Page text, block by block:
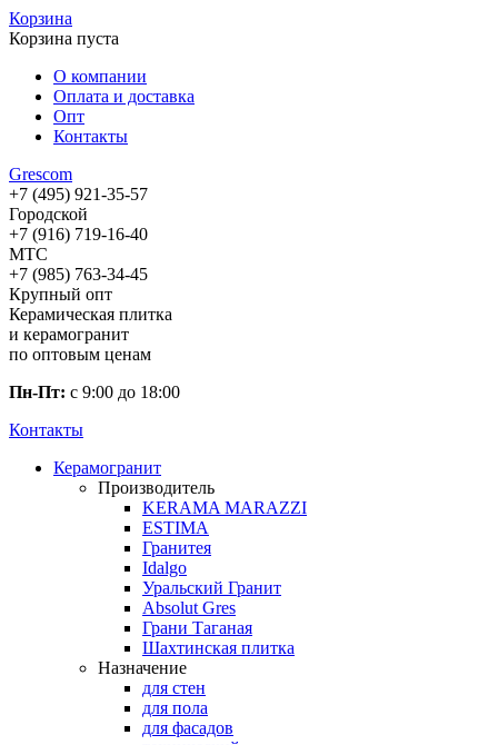
Корзина
Корзина пуста
О компании
Оплата и доставка
Опт
Контакты
Grescom
+7 (495) 921-35-57
Городской
+7 (916) 719-16-40
МТС
+7 (985) 763-34-45
Крупный опт
Керамическая плитка
и керамогранит
по оптовым ценам
Пн-Пт: с 9:00 до 18:00
Контакты
Керамогранит
Производитель
KERAMA MARAZZI
ESTIMA
Гранитея
Idalgo
Уральский Гранит
Absоlut Gres
Грани Таганая
Шахтинская плитка
Назначение
для стен
для пола
для фасадов